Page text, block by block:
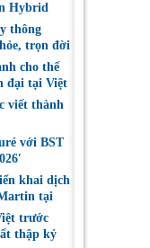
Hybrid
thông
trọn đời
cho thế
đại tại Việt
viết thành
với BST
khai dịch
tại
trước
thập kỷ